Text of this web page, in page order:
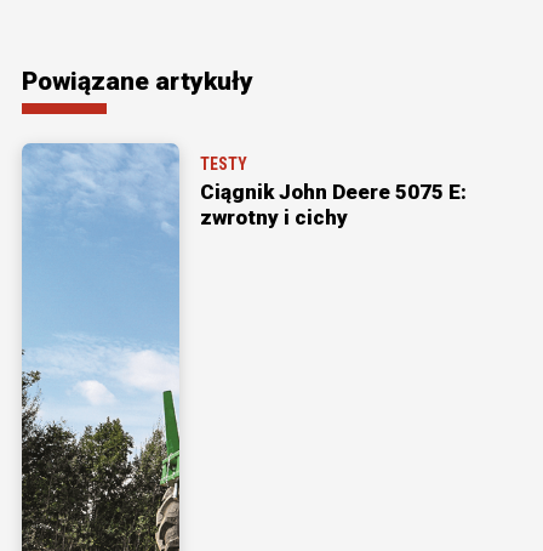
Powiązane artykuły
TESTY
Ciągnik John Deere 5075 E:
zwrotny i cichy